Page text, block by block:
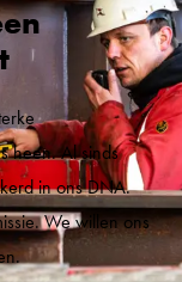
heen. Al sinds
in ons DNA.
We willen ons